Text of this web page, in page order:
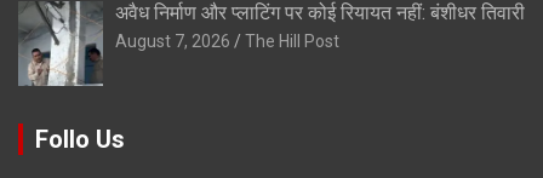
अवैध निर्माण और प्लाटिंग पर कोई रियायत नहीं: बंशीधर तिवारी
August 7, 2026 The Hill Post
Follo Us